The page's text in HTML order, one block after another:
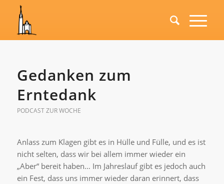
Gedanken zum
Erntedank
PODCAST ZUR WOCHE
Anlass zum Klagen gibt es in Hülle und Fülle, und es ist
nicht selten, dass wir bei allem immer wieder ein
„Aber“ bereit haben… Im Jahreslauf gibt es jedoch auch
ein Fest, dass uns immer wieder daran erinnert, dass